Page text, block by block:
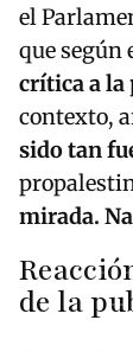
el
que según
crítica a la
contexto,
sido tan
mirada.
de la